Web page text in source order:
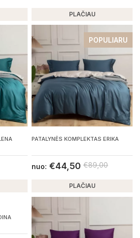
PLAČIAU
POPULIARU
PATALYNĖS KOMPLEKTAS ERIKA
nuo: €44,50 €89,00
PLAČIAU